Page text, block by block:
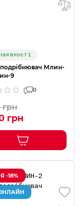
Млин-
9
0
грн
грн
-18%